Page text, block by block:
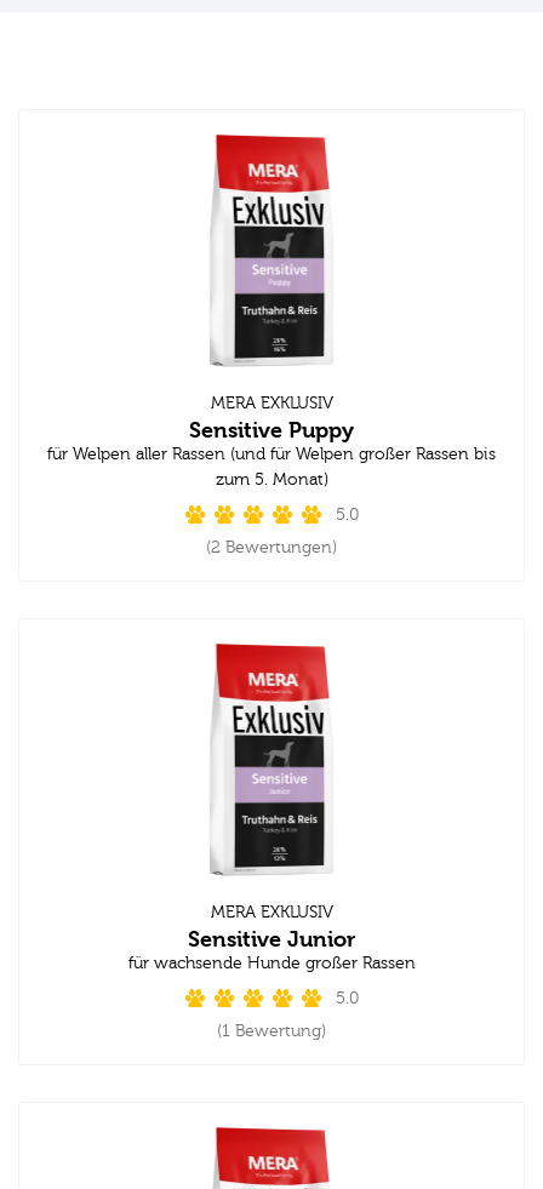
MERA EXKLUSIV
Sensitive Puppy
für Welpen aller Rassen (und für Welpen großer Rassen bis
zum 5. Monat)
5.0
(2 Bewertungen)
MERA EXKLUSIV
Sensitive Junior
für wachsende Hunde großer Rassen
5.0
(1 Bewertung)